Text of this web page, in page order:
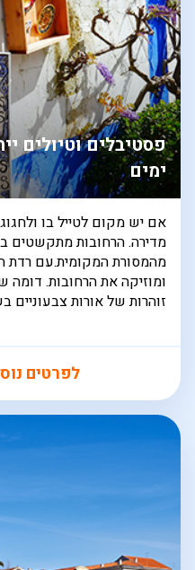
ימים
אם יש מקום לטייל בו
מדירה. הרחובות מתקשטים
מהמסורת המקומית.עם רדת
ומוזיקה את הרחובות. דומה
זוהרות של אורות צבעוניים
לפרטים